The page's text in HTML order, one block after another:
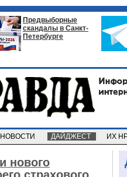
Предвыборные
скандалы в Санкт-
Петербурге
НОВОСТИ ДАЙДЖЕСТ ИХ
нового